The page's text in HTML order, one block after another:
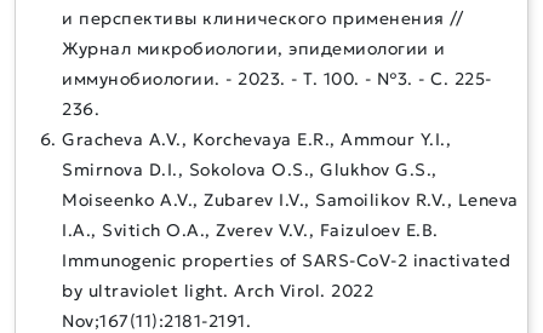
и перспективы клинического применения //
Журнал микробиологии, эпидемиологии и
иммунобиологии. - 2023. - Т. 100. - №3. - C. 225-
236.
Gracheva A.V., Korchevaya E.R., Ammour Y.I.,
Smirnova D.I., Sokolova O.S., Glukhov G.S.,
Moiseenko A.V., Zubarev I.V., Samoilikov R.V., Leneva
I.A., Svitich O.A., Zverev V.V., Faizuloev E.B.
Immunogenic properties of SARS-CoV-2 inactivated
by ultraviolet light. Arch Virol. 2022
Nov;167(11):2181-2191.